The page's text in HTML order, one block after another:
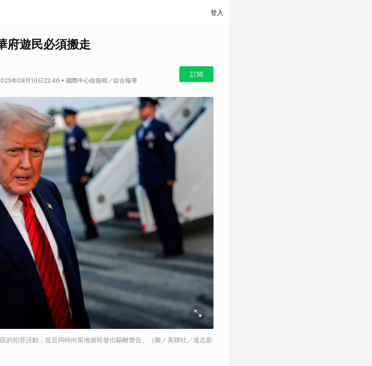
登入
府遊民必須搬走
年08月10日22:46 • 國際中心徐筱晴／綜合報導
訂閱
的犯罪活動，並且同時向當地遊民發出驅離警告。（圖／美聯社／達志影